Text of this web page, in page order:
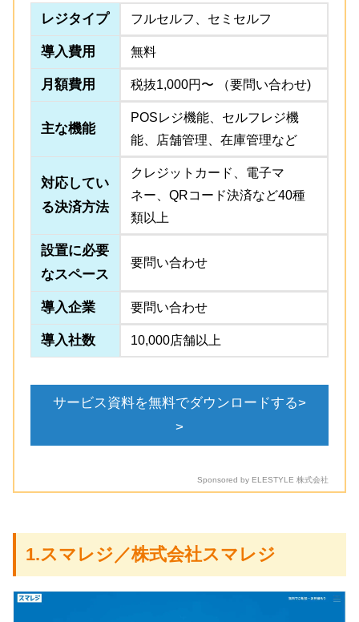
レジタイプ フルセルフ、セミセルフ
導入費用 無料
月額費用 税抜1,000円〜 （要問い合わせ)
主な機能
POSレジ機能、セルフレジ機
能、店舗管理、在庫管理など
対応してい
る決済方法
クレジットカード、電子マ
ネー、QRコード決済など40種
類以上
設置に必要
なスペース
要問い合わせ
導入企業 要問い合わせ
導入社数 10,000店舗以上
サービス資料を無料でダウンロードする>
>
Sponsored by ELESTYLE 株式会社
1.スマレジ／株式会社スマレジ